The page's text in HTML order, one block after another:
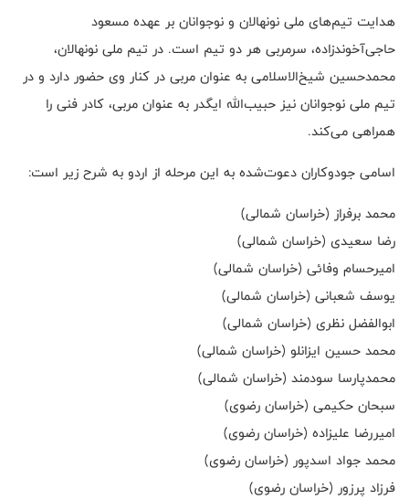
هدایت تیم‌های ملی نونهالان و نوجوانان بر عهده مسعود
حاجی‌آخوندزاده، سرمربی هر دو تیم است. در تیم ملی نونهالان،
محمدحسین شیخ‌الاسلامی به عنوان مربی در کنار وی حضور دارد و در
تیم ملی نوجوانان نیز حبیب‌الله ایگدر به عنوان مربی، کادر فنی را
همراهی می‌کند.
اسامی جودوکاران دعوت‌شده به این مرحله از اردو به شرح زیر است:
محمد برفراز (خراسان شمالی)
رضا سعیدی (خراسان شمالی)
امیرحسام وفائی (خراسان شمالی)
یوسف شعبانی (خراسان شمالی)
ابوالفضل نظری (خراسان شمالی)
محمد حسین ایزانلو (خراسان شمالی)
محمدپارسا سودمند (خراسان شمالی)
سبحان حکیمی (خراسان رضوی)
امیررضا علیزاده (خراسان رضوی)
محمد جواد اسدپور (خراسان رضوی)
فرزاد پرزور (خراسان رضوی)